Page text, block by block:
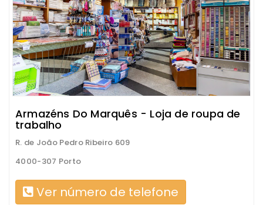
Armazéns Do Marquês - Loja de roupa de
trabalho
R. de João Pedro Ribeiro 609
4000-307 Porto
Ver número de telefone